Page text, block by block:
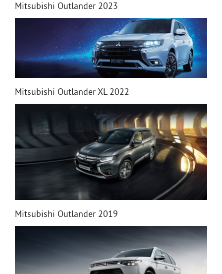
Mitsubishi Outlander 2023
Mitsubishi Outlander XL 2022
Mitsubishi Outlander 2019